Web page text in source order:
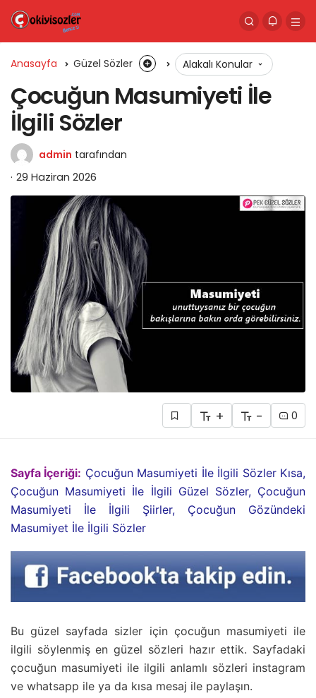
Anasayfa Güzel Sözler Alakalı Konular
Çocuğun Masumiyeti İle
İlgili Sözler
admin tarafından
29 Haziran 2026
+ - 0
Sayfa İçeriği: Çocuğun Masumiyeti İle İlgili Sözler Kısa,
Çocuğun Masumiyeti İle İlgili Güzel Sözler, Çocuğun
Masumiyeti İle İlgili Şiirler, Çocuğun Gözündeki
Masumiyet İle İlgili Sözler
Bu güzel sayfada sizler için çocuğun masumiyeti ile
ilgili söylenmiş en güzel sözleri hazır ettik. Sayfadaki
çocuğun masumiyeti ile ilgili anlamlı sözleri instagram
ve whatsapp ile ya da kısa mesaj ile paylaşın.